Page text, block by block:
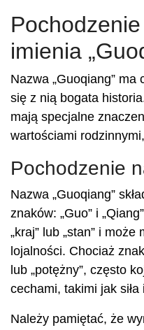
imienia
Nazwa „Guoqiang”
się z nią bogata
mają specjalne
wartościami
Pochodzenie
Nazwa „Guoqiang”
znaków: „Guo” i
„kraj” lub „stan” i
lojalności. Chociaż
lub „potężny”, często
cechami, takimi jak
Należy pamiętać, że